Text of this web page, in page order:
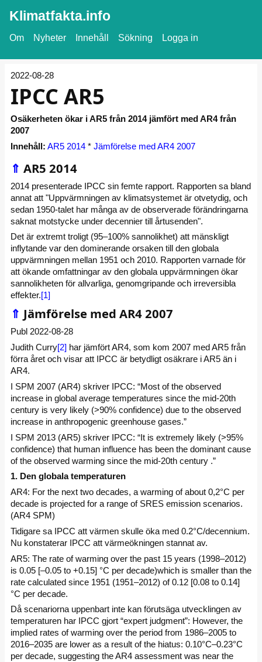
Klimatfakta.info
Om Nyheter Innehåll Sökning Logga in
2022-08-28
IPCC AR5
Osäkerheten ökar i AR5 från 2014 jämfört med AR4 från
2007
Innehåll: AR5 2014 * Jämförelse med AR4 2007
⇑ AR5 2014
2014 presenterade IPCC sin femte rapport. Rapporten sa bland
annat att "Uppvärmningen av klimatsystemet är otvetydig, och
sedan 1950-talet har många av de observerade förändringarna
saknat motstycke under decennier till årtusenden".
Det är extremt troligt (95–100% sannolikhet) att mänskligt
inflytande var den dominerande orsaken till den globala
uppvärmningen mellan 1951 och 2010. Rapporten varnade för
att ökande omfattningar av den globala uppvärmningen ökar
sannolikheten för allvarliga, genomgripande och irreversibla
effekter.[1]
⇑ Jämförelse med AR4 2007
Publ 2022-08-28
Judith Curry[2] har jämfört AR4, som kom 2007 med AR5 från
förra året och visar att IPCC är betydligt osäkrare i AR5 än i
AR4.
I SPM 2007 (AR4) skriver IPCC: “Most of the observed
increase in global average temperatures since the mid-20th
century is very likely (>90% confidence) due to the observed
increase in anthropogenic greenhouse gases.”
I SPM 2013 (AR5) skriver IPCC: “It is extremely likely (>95%
confidence) that human influence has been the dominant cause
of the observed warming since the mid-20th century .”
1. Den globala temperaturen
AR4: For the next two decades, a warming of about 0,2°C per
decade is projected for a range of SRES emission scenarios.
(AR4 SPM)
Tidigare sa IPCC att värmen skulle öka med 0.2°C/decennium.
Nu konstaterar IPCC att värmeökningen stannat av.
AR5: The rate of warming over the past 15 years (1998–2012)
is 0.05 [–0.05 to +0.15] °C per decade)which is smaller than the
rate calculated since 1951 (1951–2012) of 0.12 [0.08 to 0.14]
°C per decade.
Då scenariorna uppenbart inte kan förutsäga utvecklingen av
temperaturen har IPCC gjort “expert judgment”: However, the
implied rates of warming over the period from 1986–2005 to
2016–2035 are lower as a result of the hiatus: 0.10°C–0.23°C
per decade, suggesting the AR4 assessment was near the